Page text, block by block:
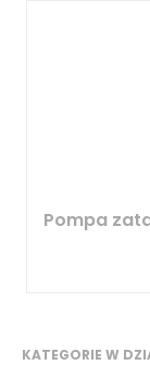
KATEGORIE W
Pompa